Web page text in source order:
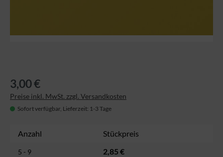
3,00 €
Preise inkl. MwSt. zzgl. Versandkosten
Sofort verfügbar, Lieferzeit: 1-3 Tage
Anzahl Stückpreis
5 - 9 2,85 €